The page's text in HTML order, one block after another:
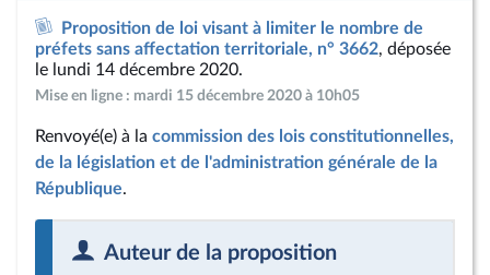
Proposition de loi visant à limiter le nombre de
préfets sans affectation territoriale, n° 3662, déposée
le lundi 14 décembre 2020.
Mise en ligne : mardi 15 décembre 2020 à 10h05
Renvoyé(e) à la commission des lois constitutionnelles,
de la législation et de l'administration générale de la
République.
Auteur de la proposition